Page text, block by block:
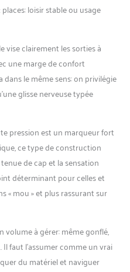
les
avec du PVC
pour une
élevée à la
2 chambres à
: les 2 chambres à air
au kayak une
résistance
les crevaisons. Le
possède une
ajustable et épaisse
un dossier haut pour
est livré avec son
de transport. La forme
de la proue et la
loisir stable ou usage
vise clairement les sorties à
une marge de confort
le même sens: on privilégie
glisse nerveuse typée
pression est un marqueur fort
ce type de construction
de cap et la sensation
déterminant pour celles et
« mou » et plus rassurant sur
volume à gérer: même gonflé,
faut l’assumer comme un vrai
du matériel et naviguer